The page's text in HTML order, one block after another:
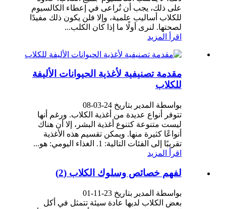
على ذلك، يجب أن تُراعى في إعطاء الكالسيوم
للكلاب أساليب علمية، وإلا فلن يكون ذلك مفيدًا
لصحتها. لنرى أولًا ما إذا كان الكلب...
اقرأ المزيد
مقدمة تصنيفية لأغذية الحيوانات الأليفة
للكلاب
بواسطة المدير بتاريخ 24-03-08
تتوفر أنواع عديدة من أغذية الكلاب. ورغم أنها
ليست متنوعة كتنوع أغذية البشر، إلا أن هناك
أنواعًا كثيرة منها. ويمكن تقسيم هذه الأغذية
تقريبًا إلى الفئات التالية: 1. الغذاء اليومي: هو...
اقرأ المزيد
لفهم خصائص وسلوك الكلاب (2)
بواسطة المدير بتاريخ 23-11-01
بعض الكلاب لديها عادة سيئة تتمثل في أكل